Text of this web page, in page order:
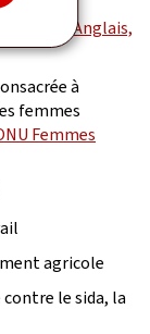
(Anglais,
à
femmes
Femmes
agricole
le sida, la